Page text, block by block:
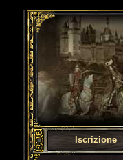
Iscrizione